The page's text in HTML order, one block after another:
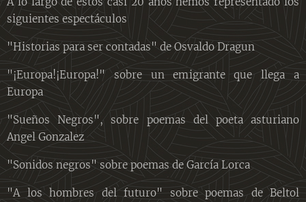
siguientes espectáculos
"Historias para ser contadas" de Osvaldo Dragun
"¡Europa!¡Europa!" sobre un emigrante que llega a
Europa
"Sueños Negros", sobre poemas del poeta asturiano
Angel Gonzalez
"Sonidos negros" sobre poemas de García Lorca
"A los hombres del futuro" sobre poemas de Beltol